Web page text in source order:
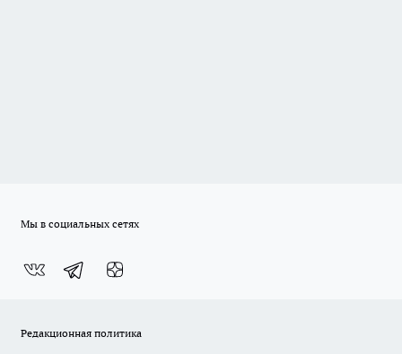
Мы в социальных сетях
Редакционная политика